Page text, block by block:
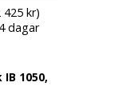
kr)
dagar
1050,